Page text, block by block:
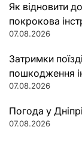
Як відновити
покрокова
07.08.2026
Затримки
пошкодження
07.08.2026
Погода у
07.08.2026